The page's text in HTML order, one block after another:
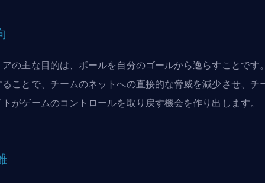
の主な目的は、ボールを自分のゴールから逸らすことです
ことで、チームのネットへの直接的な脅威を減少させ、チ
がゲームのコントロールを取り戻す機会を作り出します。